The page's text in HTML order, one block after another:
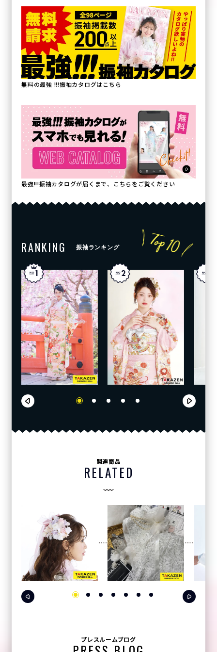
無料の最強 !!!振袖カタログはこちら
最強!!!振袖カタログが届くまで、こちらをご覧ください
RANKING 振袖ランキング
関連商品
RELATED
プレスルームブログ